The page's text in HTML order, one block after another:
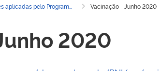
Vacinação - Junho 2020
2020